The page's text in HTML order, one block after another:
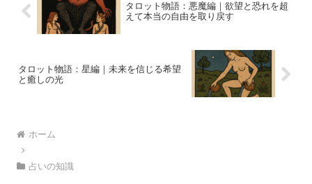
タロット物語：悪魔編｜欲望と恐れを超
えて本当の自由を取り戻す
タロット物語：星編｜未来を信じる希望
と癒しの光
ホーム
占いの知識